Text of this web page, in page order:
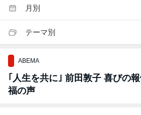
月別
テーマ別
ABEMA
｢人生を共に｣ 前田敦子 喜びの
福の声